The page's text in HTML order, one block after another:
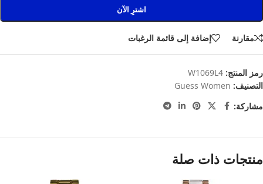
اشترِ الآن
مقارنة إضافة إلى قائمة الرغبات
رمز المنتج: W1069L4
التصنيف: Guess Women
مشاركة:
منتجات ذات صلة